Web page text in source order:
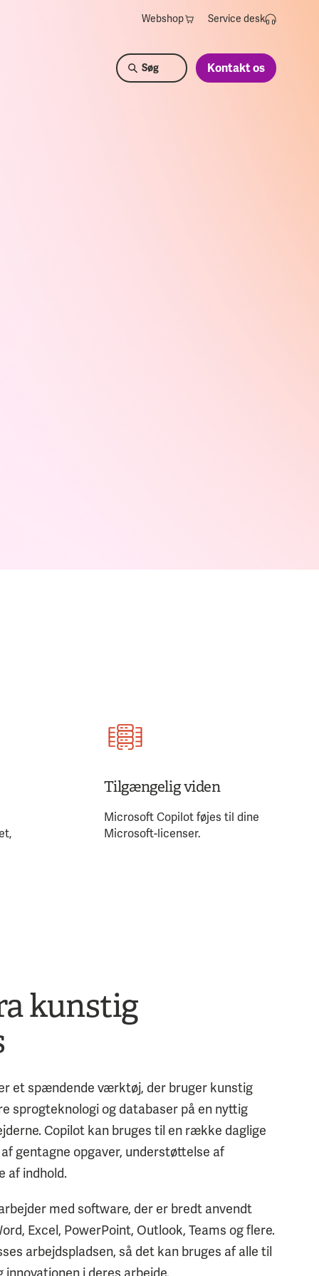
Webshop Service desk
Kontakt os
Tilgængelig viden
Microsoft Copilot føjes til dine
Microsoft-licenser.
kunstig
et spændende værktøj, der bruger kunstig
sprogteknologi og databaser på en nyttig
Copilot kan bruges til en række daglige
gentagne opgaver, understøttelse af
af indhold.
med software, der er bredt anvendt
Excel, PowerPoint, Outlook, Teams og flere.
arbejdspladsen, så det kan bruges af alle til